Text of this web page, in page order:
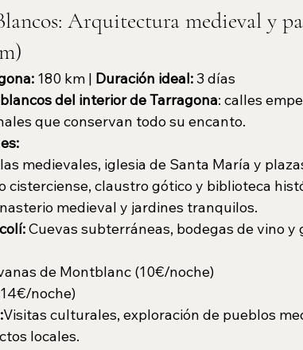
Arquitectura medieval y
180 km | Duración ideal: 3 días
del interior de Tarragona: calles
que conservan todo su encanto.
medievales, iglesia de Santa María y
cisterciense, claustro gótico y biblioteca
medieval y jardines tranquilos.
Cuevas subterráneas, bodegas de vino y
de Montblanc (10€/noche)
noche)
Visitas culturales, exploración de pueblos
locales.